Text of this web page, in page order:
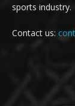
sports industry.
Contact us: